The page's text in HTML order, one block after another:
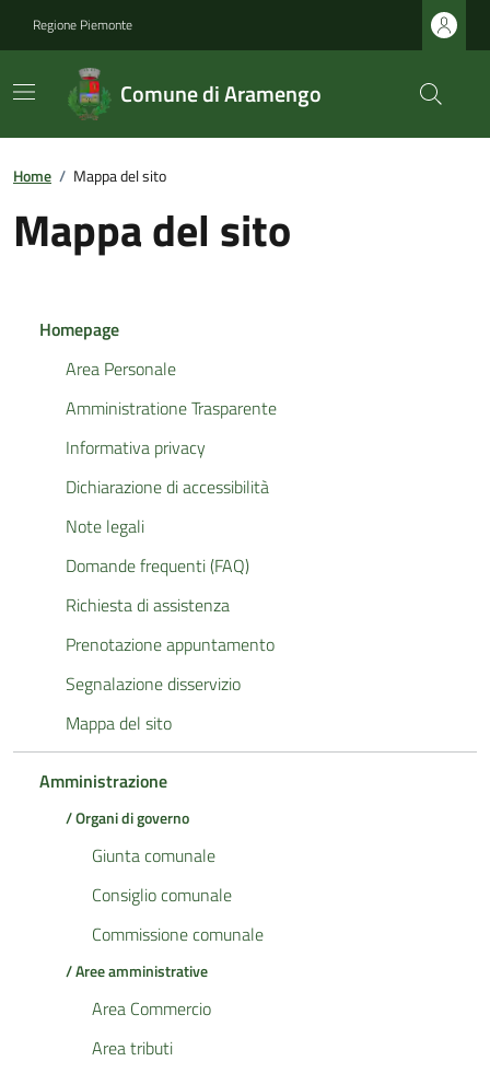
Regione Piemonte
Comune di Aramengo
Home / Mappa del sito
Mappa del sito
Homepage
Area Personale
Amministratione Trasparente
Informativa privacy
Dichiarazione di accessibilità
Note legali
Domande frequenti (FAQ)
Richiesta di assistenza
Prenotazione appuntamento
Segnalazione disservizio
Mappa del sito
Amministrazione
/ Organi di governo
Giunta comunale
Consiglio comunale
Commissione comunale
/ Aree amministrative
Area Commercio
Area tributi